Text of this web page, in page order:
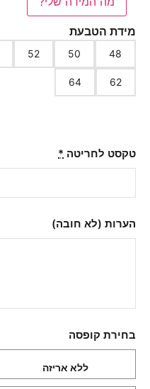
מידת הטבעת
48
50
52
62
64
טקסט לחריטה *
הערות (לא חובה)
בחירת קופסה
ללא אריזה